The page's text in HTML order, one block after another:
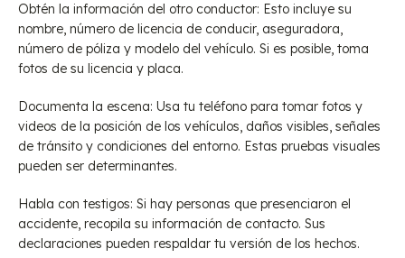
Obtén la información del otro conductor: Esto incluye su
nombre, número de licencia de conducir, aseguradora,
número de póliza y modelo del vehículo. Si es posible, toma
fotos de su licencia y placa.
Documenta la escena: Usa tu teléfono para tomar fotos y
videos de la posición de los vehículos, daños visibles, señales
de tránsito y condiciones del entorno. Estas pruebas visuales
pueden ser determinantes.
Habla con testigos: Si hay personas que presenciaron el
accidente, recopila su información de contacto. Sus
declaraciones pueden respaldar tu versión de los hechos.